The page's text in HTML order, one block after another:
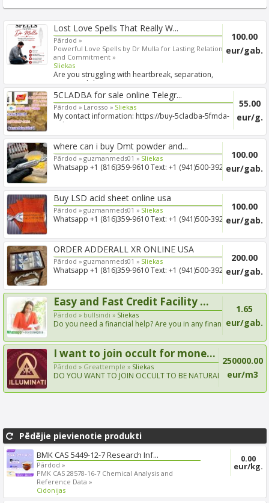
Lost Love Spells That Really W...
Pārdod »
Powerful Love Spells by Dr Mulla for Lasting Relationships
and Commitment »
Sliekas
Are you struggling with heartbreak, separation,
emotional di...
100.00
eur/gab.
5CLADBA for sale online Telegr...
Pārdod » Larosso » Sliekas
My contact information: https://buy-5cladba-5fmda-
online.co...
55.00
eur/g.
where can i buy Dmt powder and...
Pārdod » guzmanmeds01 » Sliekas
Whatsapp +1 (816)359-9610 Text: +1 (941)500-3925
100.00
eur/gab.
Buy LSD acid sheet online usa
Pārdod »guzmanmeds01 »Sliekas
Whatsapp +1 (816)359-9610 Text: +1 (941)500-3925
100.00
eur/gab.
ORDER ADDERALL XR ONLINE USA
Pārdod » guzmanmeds01 » Sliekas
Whatsapp +1 (816)359-9610 Text: +1 (941)500-3925
200.00
eur/gab.
Easy and Fast Credit Facility ...
Pārdod » bullsindi » Sliekas
Do you need a financial help? Are you in any financial
1.65
eur/gab.
I want to join occult for mone...
Pārdod » Greattemple » Sliekas
DO YOU WANT TO JOIN OCCULT TO BE NATURALLY
250000.00
eur/m3
Pēdējie pievienotie produkti
BMK CAS 5449-12-7 Research Inf...
Pārdod »
PMK CAS 28578-16-7 Chemical Analysis and
Reference Data »
Cidonijas
0.00
eur/kg.